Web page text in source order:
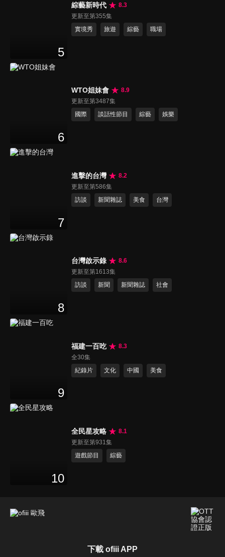
5
綜藝新時代
8.3
更新至第355集
實境秀
旅遊 綜藝 職場
6
WTO姐妹會
8.9
更新至第3487集
國際
談話性節目 綜藝 娛樂
7
進擊的台灣
8.2
更新至第586集
訪談
新聞雜誌 美食 台灣
8
台灣啟示錄
8.6
更新至第1613集
訪談
新聞 新聞雜誌 社會
9
福建一百吃
8.3
全30集
紀錄片
文化 中國 美食
10
全民星攻略
8.1
更新至第931集
遊戲節目
綜藝
下載 ofiii APP